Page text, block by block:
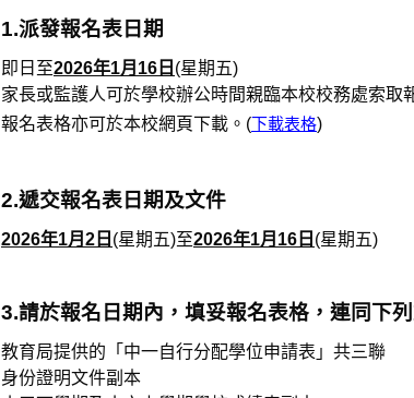
1.派發報名表日期
即日至2026年1月16日 (星期五)
家長或監護人可於學校辦公時間親臨本校校務處索取
報名表格亦可於本校網頁下載。(下載表格)
2.遞交報名表日期及文件
2026年1月2日 (星期五)至2026年1月16日 (星期五)
3.請於報名日期內，填妥報名表格，連同下
教育局提供的「中一自行分配學位申請表」共三聯
身份證明文件副本